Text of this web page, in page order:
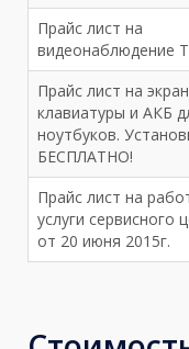
Прайс лист на
видеонаблюдение
Прайс лист на
клавиатуры и АКБ
ноутбуков.
БЕСПЛАТНО!
Прайс лист на
услуги сервисного
от 20 июня 2015г.